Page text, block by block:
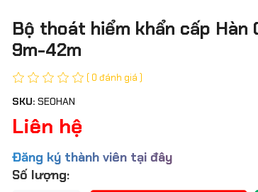
Bộ thoát hiểm khẩn cấp Hàn
9m-42m
( 0 đánh giá )
SKU:SEOHAN
Liên hệ
Đăng ký thành viên tại đây
Số lượng: